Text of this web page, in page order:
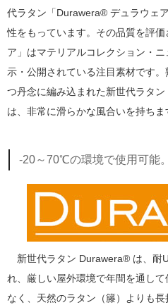
代ラタン「Durawera® デュラウェ
性をもっています。その品質を評
ア」はマテリアルコレクション・
示・公開されている注目素材です
つ丹念に編み込まれた新世代ラタ
は、非常に滑らかな風合いを持ちま
-20～70℃の環境で使用可能
新世代ラタン Durawera® は、耐
れ、厳しい屋外環境で年間を通し
なく、天然のラタン（籐）よりも